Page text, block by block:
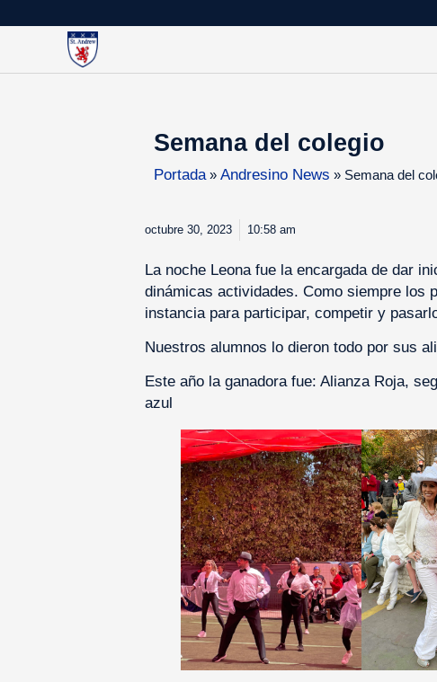
Semana del colegio
Portada »Andresino News » Semana del
octubre 30, 2023 10:58 am
La noche Leona fue la encargada de dar
dinámicas actividades. Como siempre los
instancia para participar, competir y
Nuestros alumnos lo dieron todo por sus
Este año la ganadora fue: Alianza Roja,
azul